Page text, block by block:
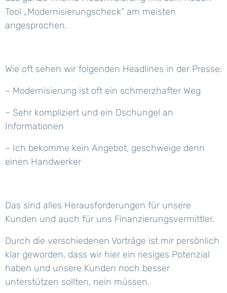
Tool „Modernisierungscheck“ am meisten
angesprochen.
Wie oft sehen wir folgenden Headlines in der Presse:
– Modernisierung ist oft ein schmerzhafter Weg
– Sehr kompliziert und ein Dschungel an
Informationen
– Ich bekomme kein Angebot, geschweige denn
einen Handwerker
Das sind alles Herausforderungen für unsere
Kunden und auch für uns Finanzierungsvermittler.
Durch die verschiedenen Vorträge ist mir persönlich
klar geworden, dass wir hier ein riesiges Potenzial
haben und unsere Kunden noch besser
unterstützen sollten, nein müssen.